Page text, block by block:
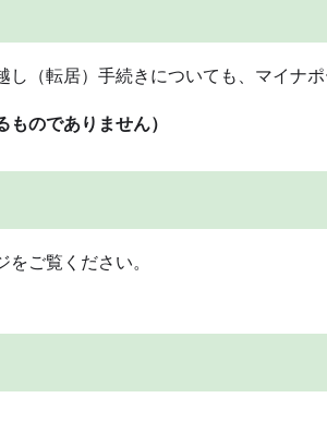
し（転居）手続きについても、マイナ
のでありません）
ご覧ください。